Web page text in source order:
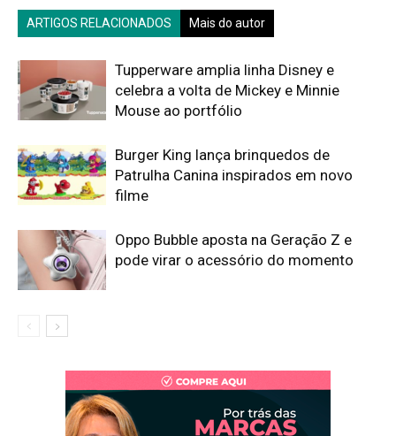
ARTIGOS RELACIONADOS Mais do autor
Tupperware amplia linha Disney e
celebra a volta de Mickey e Minnie
Mouse ao portfólio
Burger King lança brinquedos de
Patrulha Canina inspirados em novo
filme
Oppo Bubble aposta na Geração Z e
pode virar o acessório do momento